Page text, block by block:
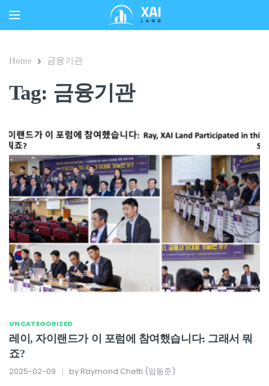
Home 금융기관
Tag: 금융기관
UNCATEGORIZED
레이, 자이랜드가 이 포럼에 참여했습니다: 그래서 뭐
죠?
2025-02-09 by Raymond Chetti (임동준)